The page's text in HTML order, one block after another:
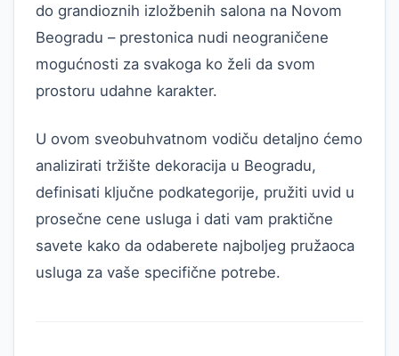
do grandioznih izložbenih salona na Novom
Beogradu – prestonica nudi neograničene
mogućnosti za svakoga ko želi da svom
prostoru udahne karakter.
U ovom sveobuhvatnom vodiču detaljno ćemo
analizirati tržište dekoracija u Beogradu,
definisati ključne podkategorije, pružiti uvid u
prosečne cene usluga i dati vam praktične
savete kako da odaberete najboljeg pružaoca
usluga za vaše specifične potrebe.